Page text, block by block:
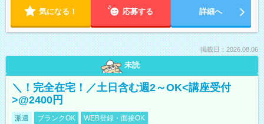
気になる！ 応募する 詳細へ
掲載日：2026.08.06
未読
＼！完全在宅！／土日含む週2～OK<講座受付
>@2400円
派遣 ブランクOK WEB登録・面接OK